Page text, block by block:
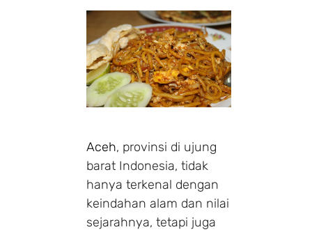
Aceh, provinsi di ujung
barat Indonesia, tidak
hanya terkenal dengan
keindahan alam dan nilai
sejarahnya, tetapi juga